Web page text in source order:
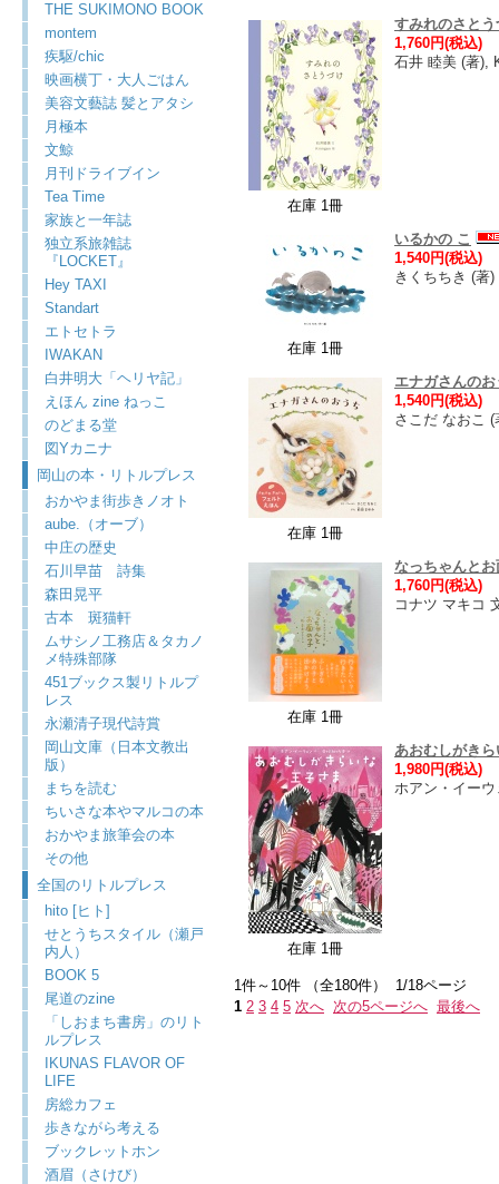
THE SUKIMONO BOOK
montem
疾駆/chic
映画横丁・大人ごはん
美容文藝誌 髪とアタシ
月極本
文鯨
月刊ドライブイン
Tea Time
家族と一年誌
独立系旅雑誌
『LOCKET』
Hey TAXI
Standart
エトセトラ
IWAKAN
白井明大「ヘリヤ記」
えほん zine ねっこ
のどまる堂
図Yカニナ
岡山の本・リトルプレス
おかやま街歩きノオト
aube.（オーブ）
中庄の歴史
石川早苗 詩集
森田晃平
古本 斑猫軒
ムサシノ工務店＆タカノ
メ特殊部隊
451ブックス製リトルプ
レス
永瀬清子現代詩賞
岡山文庫（日本文教出
版）
まちを読む
ちいさな本やマルコの本
おかやま旅筆会の本
その他
全国のリトルプレス
hito [ヒト]
せとうちスタイル（瀬戸
内人）
BOOK 5
尾道のzine
「しおまち書房」のリト
ルプレス
IKUNAS FLAVOR OF
LIFE
房総カフェ
歩きながら考える
ブックレットホン
酒眉（さけび）
在庫 1冊
すみれのさと
1,760円(税込)
石井 睦美 (著),
在庫 1冊
いるかの こ
1,540円(税込)
きくちちき (
在庫 1冊
エナガさんのお
1,540円(税込)
さこだ なおこ
在庫 1冊
なっちゃんとお
1,760円(税込)
コナツ マキ
在庫 1冊
あおむしがき
1,980円(税込)
ホアン・イー
1件～10件 （全180件） 1/18ページ
1 2 3 4 5 次へ 次の5ページへ 最後へ